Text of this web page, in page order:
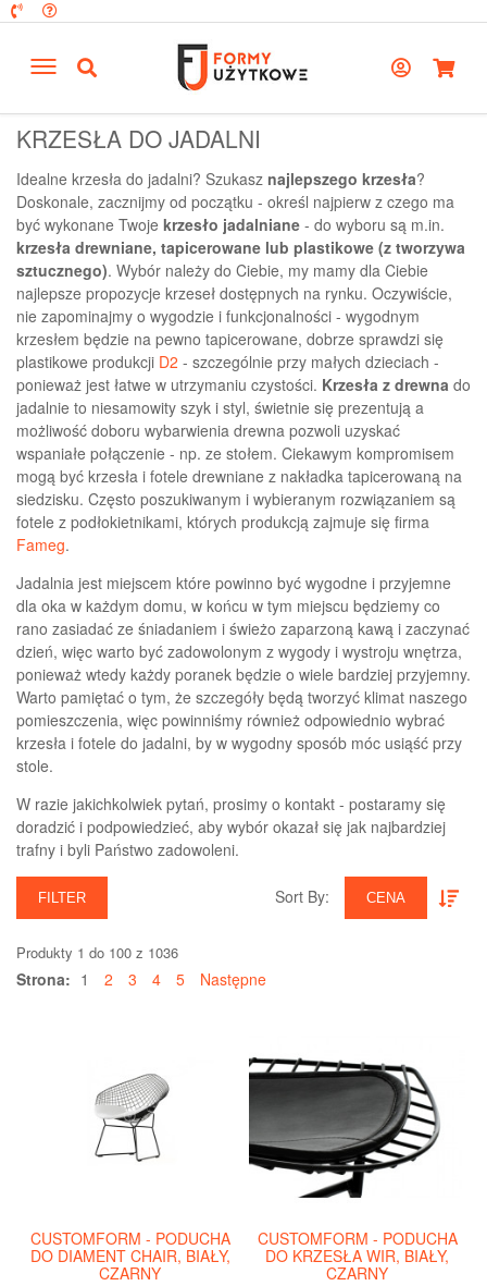
KRZESŁA DO JADALNI
Idealne krzesła do jadalni? Szukasz najlepszego krzesła?
Doskonale, zacznijmy od początku - określ najpierw z czego ma
być wykonane Twoje krzesło jadalniane - do wyboru są m.in.
krzesła drewniane, tapicerowane lub plastikowe (z tworzywa
sztucznego). Wybór należy do Ciebie, my mamy dla Ciebie
najlepsze propozycje krzeseł dostępnych na rynku. Oczywiście,
nie zapominajmy o wygodzie i funkcjonalności - wygodnym
krzesłem będzie na pewno tapicerowane, dobrze sprawdzi się
plastikowe produkcji D2 - szczególnie przy małych dzieciach -
ponieważ jest łatwe w utrzymaniu czystości. Krzesła z drewna do
jadalnie to niesamowity szyk i styl, świetnie się prezentują a
możliwość doboru wybarwienia drewna pozwoli uzyskać
wspaniałe połączenie - np. ze stołem. Ciekawym kompromisem
mogą być krzesła i fotele drewniane z nakładka tapicerowaną na
siedzisku. Często poszukiwanym i wybieranym rozwiązaniem są
fotele z podłokietnikami, których produkcją zajmuje się firma
Fameg.
Jadalnia jest miejscem które powinno być wygodne i przyjemne
dla oka w każdym domu, w końcu w tym miejscu będziemy co
rano zasiadać ze śniadaniem i świeżo zaparzoną kawą i zaczynać
dzień, więc warto być zadowolonym z wygody i wystroju wnętrza,
ponieważ wtedy każdy poranek będzie o wiele bardziej przyjemny.
Warto pamiętać o tym, że szczegóły będą tworzyć klimat naszego
pomieszczenia, więc powinniśmy również odpowiednio wybrać
krzesła i fotele do jadalni, by w wygodny sposób móc usiąść przy
stole.
W razie jakichkolwiek pytań, prosimy o kontakt - postaramy się
doradzić i podpowiedzieć, aby wybór okazał się jak najbardziej
trafny i byli Państwo zadowoleni.
FILTER Sort By:‎ CENA
Produkty 1 do 100 z 1036
Strona: 1 2 3 4 5 Następne
CUSTOMFORM - PODUCHA
DO DIAMENT CHAIR, BIAŁY,
CZARNY
CUSTOMFORM - PODUCHA
DO KRZESŁA WIR, BIAŁY,
CZARNY